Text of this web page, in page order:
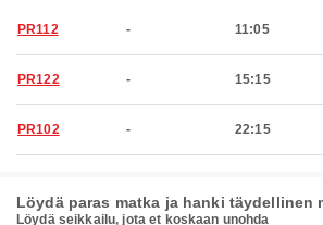
PR112 - 11:05
PR122 - 15:15
PR102 - 22:15
Löydä paras matka ja hanki täydellinen
Löydä seikkailu, jota et koskaan unohda